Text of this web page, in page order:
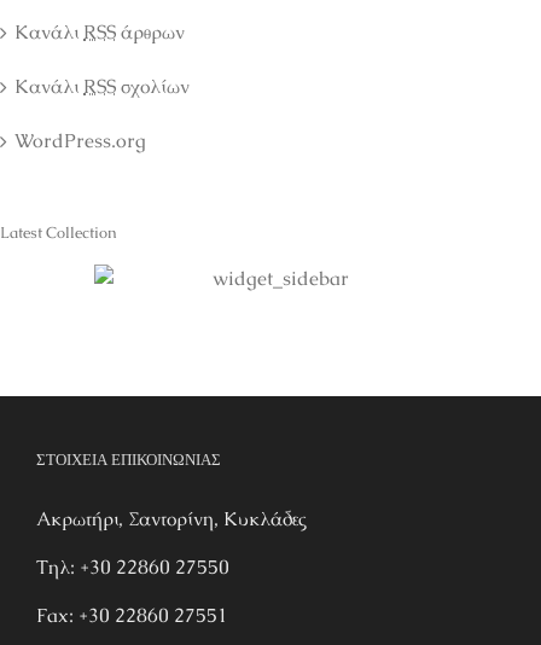
ΚανάλιRSSάρθρων
ΚανάλιRSSσχολίων
WordPress.org
Latest Collection
ΣΤΟΙΧΕΙΑ ΕΠΙΚΟΙΝΩΝΙΑΣ
Ακρωτήρι, Σαντορίνη, Κυκλάδες
Τηλ: +30 22860 27550
Fax: +30 22860 27551